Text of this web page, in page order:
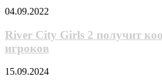
II
в
тизере
River
Girls
2
получит
на
04.09.2022
River City Girls 2 получит
игроков
Семья
15.09.2024